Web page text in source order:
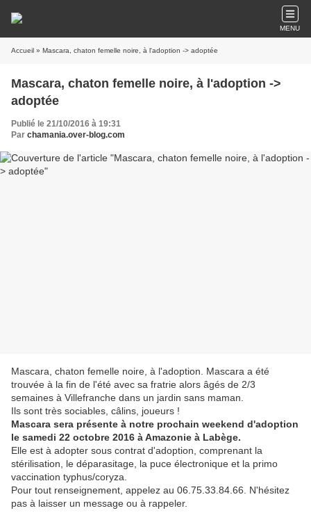
MENU
Accueil » Mascara, chaton femelle noire, à l'adoption -> adoptée
Mascara, chaton femelle noire, à l'adoption ->
adoptée
Publié le 21/10/2016 à 19:31
Par chamania.over-blog.com
Mascara, chaton femelle noire, à l'adoption. Mascara a été
trouvée à la fin de l'été avec sa fratrie alors âgés de 2/3
semaines à Villefranche dans un jardin sans maman.
Ils sont très sociables, câlins, joueurs !
Mascara sera présente à notre prochain weekend d'adoption
le samedi 22 octobre 2016 à Amazonie à Labège.
Elle est à adopter sous contrat d'adoption, comprenant la
stérilisation, le déparasitage, la puce électronique et la primo
vaccination typhus/coryza.
Pour tout renseignement, appelez au 06.75.33.84.66. N'hésitez
pas à laisser un message ou à rappeler.